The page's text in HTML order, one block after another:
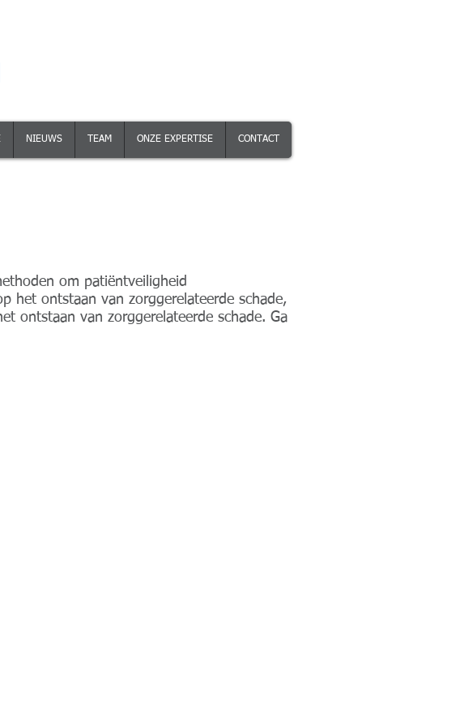
NIEUWS TEAM ONZE EXPERTISE CONTACT
om patiëntveiligheid
het ontstaan van zorggerelateerde schade,
ontstaan van zorggerelateerde schade. Ga